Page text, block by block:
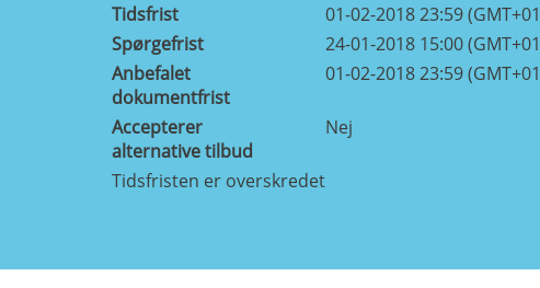
Tidsfrist
01-02-2018 23:59
Spørgefrist
24-01-2018 15:00
Anbefalet
dokumentfrist
01-02-2018 23:59
Accepterer
alternative tilbud
Nej
Tidsfristen er overskredet